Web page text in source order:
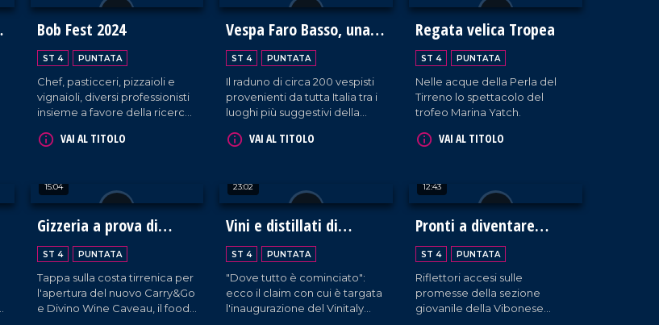
Bob Fest 2024
ST 4 PUNTATA
Chef, pasticceri, pizzaioli e
vignaioli, diversi professionisti
insieme a favore della ricerca
Scolacium di Roccelletta di
VAI AL TITOLO
Vespa Faro Basso, una
dea sulla Costa degli
Dei
ST 4 PUNTATA
Il raduno di circa 200 vespisti
provenienti da tutta Italia tra i
luoghi più suggestivi della
VAI AL TITOLO
Regata velica Tropea
ST 4 PUNTATA
Nelle acque della Perla del
Tirreno lo spettacolo del
trofeo Marina Yatch.
VAI AL TITOLO
15:04
Gizzeria a prova di
imprenditoria
ST 4 PUNTATA
Tappa sulla costa tirrenica per
l'apertura del nuovo Carry&Go
e Divino Wine Caveau, il food
23:02
Vini e distillati di
Calabria al Vinitaly 2024
ST 4 PUNTATA
"Dove tutto è cominciato":
ecco il claim con cui è targata
l'inaugurazione del Vinitaly
12:43
Pronti a diventare
grandi
ST 4 PUNTATA
Riflettori accesi sulle
promesse della sezione
giovanile della Vibonese